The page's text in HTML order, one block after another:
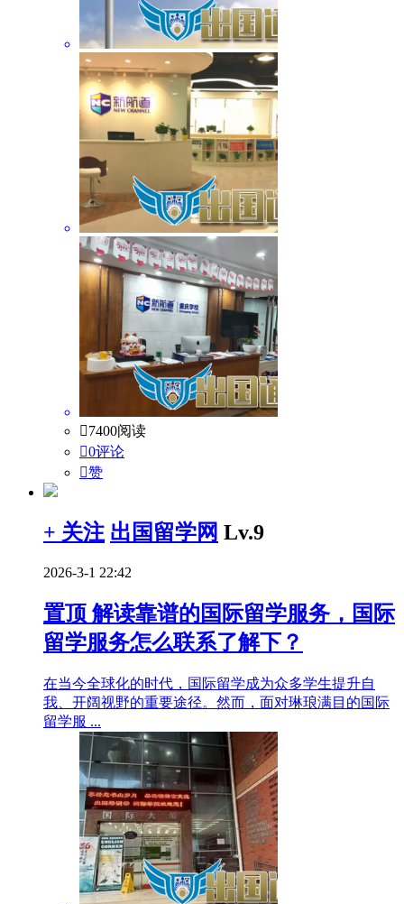
7400阅读
0评论
赞
+ 关注 出国留学网 Lv.9
2026-3-1 22:42
置顶 解读靠谱的国际留学服务，国际
留学服务怎么联系了解下？
在当今全球化的时代，国际留学成为众多学生提升自
我、开阔视野的重要途径。然而，面对琳琅满目的国际
留学服 ...